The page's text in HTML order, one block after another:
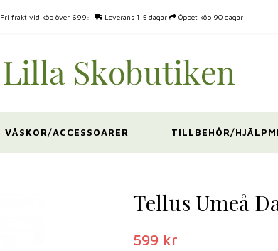
Fri frakt vid köp över 699:- Leverans 1-5 dagar Öppet köp 90 dagar
VÄSKOR/ACCESSOARER TILLBEHÖR/
Tellus Umeå
599 kr